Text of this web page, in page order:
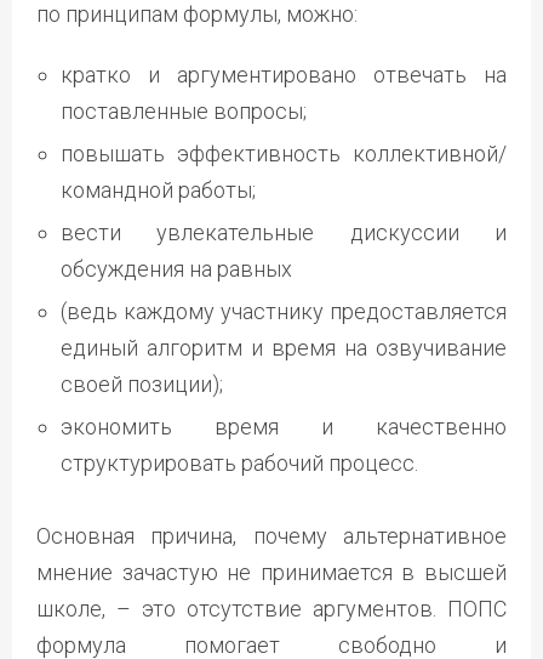
по принципам формулы, можно:
кратко и аргументировано отвечать на
поставленные вопросы;
повышать эффективность коллективной/
командной работы;
вести увлекательные дискуссии и
обсуждения на равных
(ведь каждому участнику предоставляется
единый алгоритм и время на озвучивание
своей позиции);
экономить время и качественно
структурировать рабочий процесс.
Основная причина, почему альтернативное
мнение зачастую не принимается в высшей
школе, – это отсутствие аргументов. ПОПС
формула помогает свободно и